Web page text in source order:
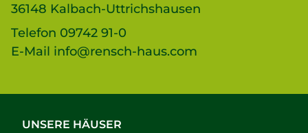
36148 Kalbach-Uttrichshausen
Telefon 09742 91-0
E-Mail info@rensch-haus.com
UNSERE HÄUSER